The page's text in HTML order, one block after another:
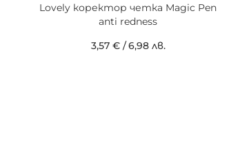
Lovely коректор четка Magic Pen
anti redness
3,57 €/6,98 лв.